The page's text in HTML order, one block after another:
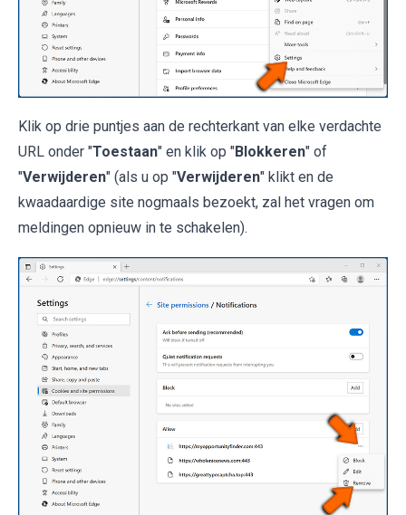
Klik op drie puntjes aan de rechterkant van elke verdachte
URL onder "Toestaan" en klik op "Blokkeren" of
"Verwijderen" (als u op "Verwijderen" klikt en de
kwaadaardige site nogmaals bezoekt, zal het vragen om
meldingen opnieuw in te schakelen).